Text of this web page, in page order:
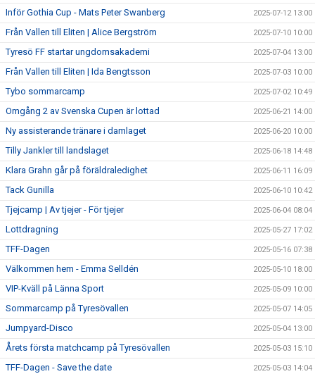
Inför Gothia Cup - Mats Peter Swanberg 2025-07-12 13:00
Från Vallen till Eliten | Alice Bergström 2025-07-10 10:00
Tyresö FF startar ungdomsakademi 2025-07-04 13:00
Från Vallen till Eliten | Ida Bengtsson 2025-07-03 10:00
Tybo sommarcamp 2025-07-02 10:49
Omgång 2 av Svenska Cupen är lottad 2025-06-21 14:00
Ny assisterande tränare i damlaget 2025-06-20 10:00
Tilly Jankler till landslaget 2025-06-18 14:48
Klara Grahn går på föräldraledighet 2025-06-11 16:09
Tack Gunilla 2025-06-10 10:42
Tjejcamp | Av tjejer - För tjejer 2025-06-04 08:04
Lottdragning 2025-05-27 17:02
TFF-Dagen 2025-05-16 07:38
Välkommen hem - Emma Selldén 2025-05-10 18:00
VIP-Kväll på Länna Sport 2025-05-09 10:00
Sommarcamp på Tyresövallen 2025-05-07 14:05
Jumpyard-Disco 2025-05-04 13:00
Årets första matchcamp på Tyresövallen 2025-05-03 15:10
TFF-Dagen - Save the date 2025-05-03 14:04